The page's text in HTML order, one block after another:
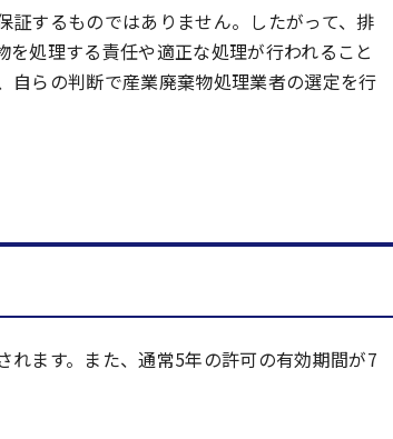
するものではありません。したがって、排
処理する責任や適正な処理が行われること
自らの判断で産業廃棄物処理業者の選定を行
ます。また、通常5年の許可の有効期間が7